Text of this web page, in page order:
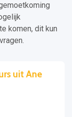
komen, dit kun
uit Ane